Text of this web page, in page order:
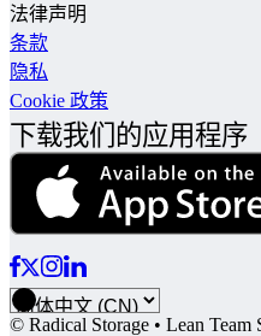
法律声明
条款
隐私
Cookie 政策
下载我们的应用程序
© Radical Storage • Lean Team